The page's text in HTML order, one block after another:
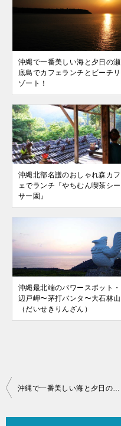
沖縄で一番美しい海と夕日の瀬
底島でカフェランチとビーチリ
ゾート！
沖縄北部名護のおしゃれ森カフ
ェでランチ『やちむん喫茶シー
サー園』
沖縄最北端のパワースポット・
辺戸岬〜茅打バンタ〜大石林山
（だいせきりんざん）
投
沖縄で一番美しい海と夕日の瀬底島でカフェランチとビーチリゾート！